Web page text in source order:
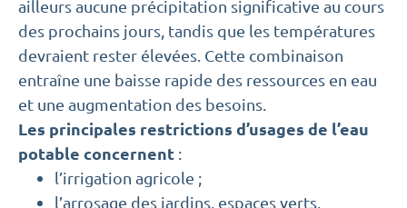
ailleurs aucune précipitation significative au cours
des prochains jours, tandis que les températures
devraient rester élevées. Cette combinaison
entraîne une baisse rapide des ressources en eau
et une augmentation des besoins.
Les principales restrictions d’usages de l’eau
potable concernent :
l’irrigation agricole ;
l’arrosage des jardins, espaces verts,